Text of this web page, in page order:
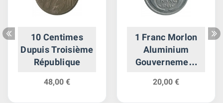
10 Centimes
Dupuis Troisième
République
48,00 €
1 Franc Morlon
Aluminium
Gouvernement
20,00 €